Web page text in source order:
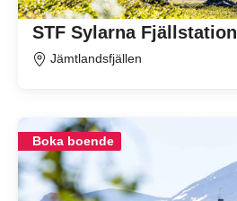
STF Sylarna Fjällstation
Jämtlandsfjällen
Boka boende